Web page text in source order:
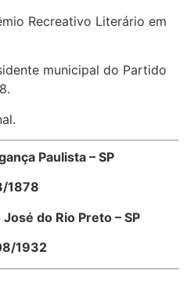
Recreativo Literário em
municipal do Partido
Paulista – SP
1878
do Rio Preto – SP
1932